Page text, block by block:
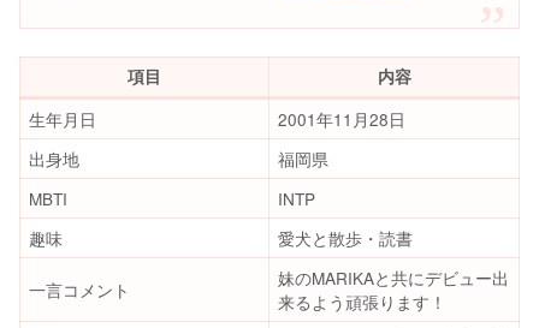
項目 内容
生年月日
2001年11月28日
出身地
福岡県
MBTI
INTP
趣味
愛犬と散歩・読書
一言コメント
妹のMARIKAと共にデビュー出
来るよう頑張ります！